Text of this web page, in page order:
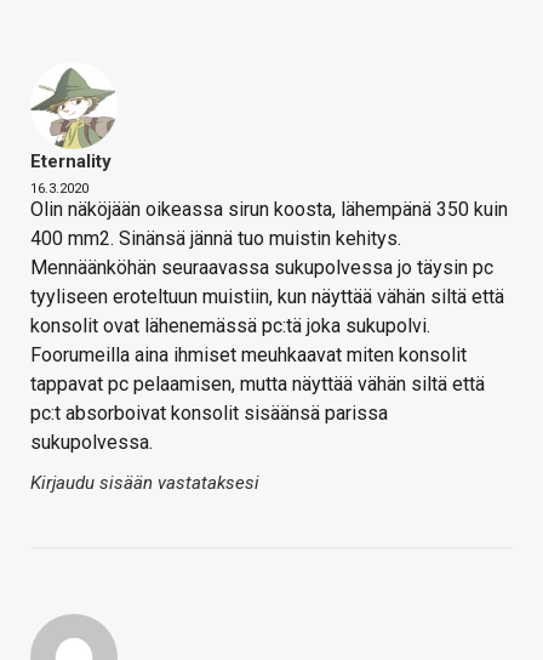
Eternality
16.3.2020
Olin näköjään oikeassa sirun koosta, lähempänä 350 kuin
400 mm2. Sinänsä jännä tuo muistin kehitys.
Mennäänköhän seuraavassa sukupolvessa jo täysin pc
tyyliseen eroteltuun muistiin, kun näyttää vähän siltä että
konsolit ovat lähenemässä pc:tä joka sukupolvi.
Foorumeilla aina ihmiset meuhkaavat miten konsolit
tappavat pc pelaamisen, mutta näyttää vähän siltä että
pc:t absorboivat konsolit sisäänsä parissa
sukupolvessa.
Kirjaudu sisään vastataksesi